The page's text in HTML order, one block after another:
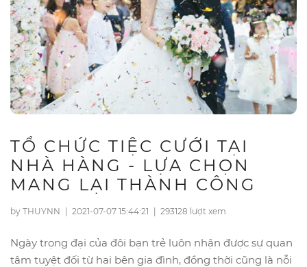
TỔ CHỨC TIỆC CƯỚI TẠI
NHÀ HÀNG - LỰA CHỌN
MANG LẠI THÀNH CÔNG
by THUYNN | 2021-07-07 15:44:21 | 293128 lượt xem
Ngày trọng đại của đôi bạn trẻ luôn nhận được sự quan
tâm tuyệt đối từ hai bên gia đình, đồng thời cũng là nỗi